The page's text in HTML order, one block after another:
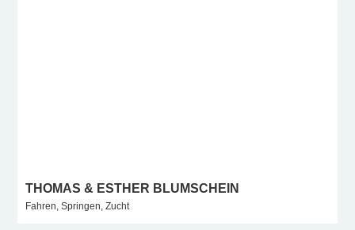
THOMAS & ESTHER BLUMSCHEIN
Fahren, Springen, Zucht